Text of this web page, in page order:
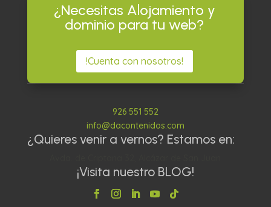
¿Necesitas Alojamiento y
dominio para tu web?
!Cuenta con nosotros!
926 551 552
info@dacontenidos.com
¿Quieres venir a vernos? Estamos en:
¡Visita nuestro BLOG!